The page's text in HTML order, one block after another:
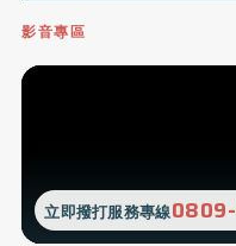
影音專區
立即撥打服務專線